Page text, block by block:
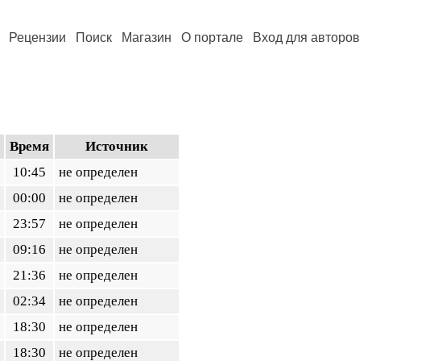
Рецензии Поиск Магазин О портале Вход для авторов
Время
Источник
10:45
не определен
00:00
не определен
23:57
не определен
09:16
не определен
21:36
не определен
02:34
не определен
18:30
не определен
18:30
не определен